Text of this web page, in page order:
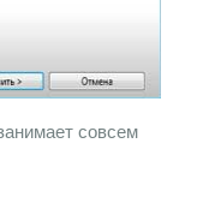
совсем